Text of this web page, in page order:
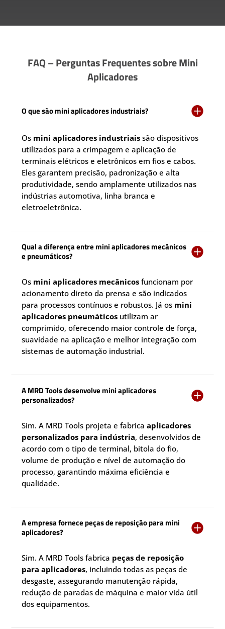
FAQ – Perguntas Frequentes sobre Mini
Aplicadores
O que são mini aplicadores industriais? 
Os mini aplicadores industriais são dispositivos
utilizados para a crimpagem e aplicação de
terminais elétricos e eletrônicos em fios e cabos.
Eles garantem precisão, padronização e alta
produtividade, sendo amplamente utilizados nas
indústrias automotiva, linha branca e
eletroeletrônica.
Qual a diferença entre mini aplicadores mecânicos
e pneumáticos?

Os mini aplicadores mecânicos funcionam por
acionamento direto da prensa e são indicados
para processos contínuos e robustos. Já os mini
aplicadores pneumáticos utilizam ar
comprimido, oferecendo maior controle de força,
suavidade na aplicação e melhor integração com
sistemas de automação industrial.
A MRD Tools desenvolve mini aplicadores
personalizados?

Sim. A MRD Tools projeta e fabricaaplicadores
personalizados para indústria, desenvolvidos de
acordo com o tipo de terminal, bitola do fio,
volume de produção e nível de automação do
processo, garantindo máxima eficiência e
qualidade.
A empresa fornece peças de reposição para mini
aplicadores?

Sim. A MRD Tools fabrica peças de reposição
para aplicadores, incluindo todas as peças de
desgaste, assegurando manutenção rápida,
redução de paradas de máquina e maior vida útil
dos equipamentos.